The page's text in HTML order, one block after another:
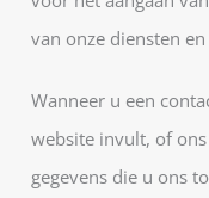
van onze diensten
Wanneer u een
website invult, of
gegevens die u ons